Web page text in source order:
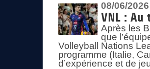
08/06/2026
VNL : Au
Après les
que
Volleyball Nations
programme (Italie,
d’expérience et de